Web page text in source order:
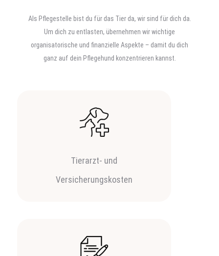
Als Pflegestelle bist du für das Tier da, wir sind für dich da.
Um dich zu entlasten, übernehmen wir wichtige
organisatorische und finanzielle Aspekte – damit du dich
ganz auf dein Pflegehund konzentrieren kannst.
Tierarzt- und
Versicherungskosten